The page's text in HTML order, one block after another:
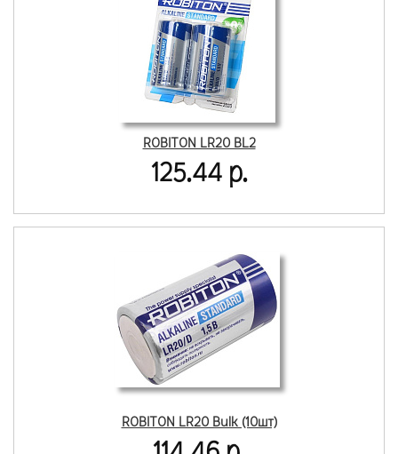
ROBITON LR20 BL2
125.44 р.
ROBITON LR20 Bulk (10шт)